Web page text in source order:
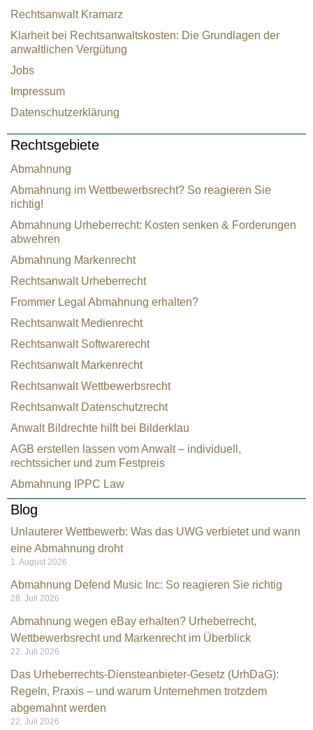
Rechtsanwalt Kramarz
Klarheit bei Rechtsanwaltskosten: Die Grundlagen der
anwaltlichen Vergütung
Jobs
Impressum
Datenschutzerklärung
Rechtsgebiete
Abmahnung
Abmahnung im Wettbewerbsrecht? So reagieren Sie
richtig!
Abmahnung Urheberrecht: Kosten senken & Forderungen
abwehren
Abmahnung Markenrecht
Rechtsanwalt Urheberrecht
Frommer Legal Abmahnung erhalten?
Rechtsanwalt Medienrecht
Rechtsanwalt Softwarerecht
Rechtsanwalt Markenrecht
Rechtsanwalt Wettbewerbsrecht
Rechtsanwalt Datenschutzrecht
Anwalt Bildrechte hilft bei Bilderklau
AGB erstellen lassen vom Anwalt – individuell,
rechtssicher und zum Festpreis
Abmahnung IPPC Law
Blog
Unlauterer Wettbewerb: Was das UWG verbietet und wann
eine Abmahnung droht
1. August 2026
Abmahnung Defend Music Inc: So reagieren Sie richtig
28. Juli 2026
Abmahnung wegen eBay erhalten? Urheberrecht,
Wettbewerbsrecht und Markenrecht im Überblick
22. Juli 2026
Das Urheberrechts-Diensteanbieter-Gesetz (UrhDaG):
Regeln, Praxis – und warum Unternehmen trotzdem
abgemahnt werden
22. Juli 2026
Kundenbewertungen und Erfahrungen zu
Rechtsanwalt Kramarz